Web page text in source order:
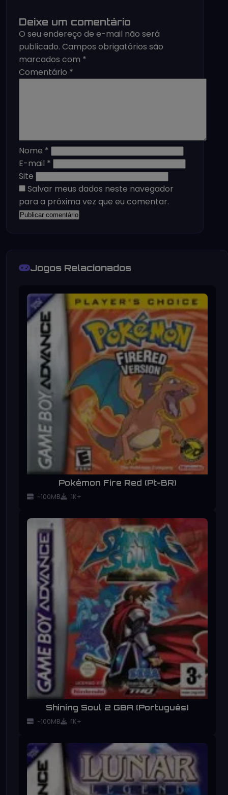
Deixe um comentário
O seu endereço de e-mail não será
publicado. Campos obrigatórios são
marcados com *
Comentário *
Nome *
E-mail *
Site
Salvar meus dados neste navegador
para a próxima vez que eu comentar.
Jogos Relacionados
Pokémon Fire Red (Pt-BR)
~100MB 1K+
Shining Soul 2 GBA (Português)
~100MB 1K+